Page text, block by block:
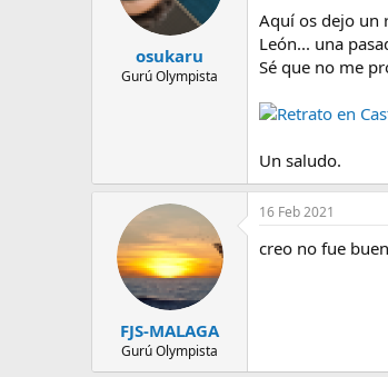
e
i
n
i
osukaru
Gurú Olympista
Aquí os dejo un
León... una
Sé que no me
Retrato en
Un saludo.
FJS-MALAGA
Gurú Olympista
16 Feb 2021
creo no fue